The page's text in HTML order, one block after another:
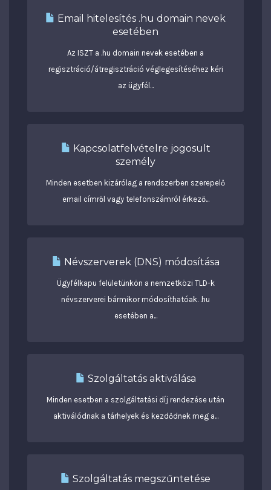
Email hitelesítés .hu domain nevek
esetében
Az ISZT a .hu domain nevek esetében a
regisztráció/átregisztráció véglegesítéséhez kéri
az ügyfél...
Kapcsolatfelvételre jogosult
személy
Minden esetben kizárólag a rendszerben szerepelő
email címről vagy telefonszámról érkező...
Névszerverek (DNS) módosítása
Ügyfélkapu felületünkön a nemzetközi TLD-k
névszerverei bármikor módosíthatóak. .hu
esetében a...
Szolgáltatás aktiválása
Minden esetben a szolgáltatási díj rendezése után
aktiválódnak a tárhelyek és kezdődnek meg a...
Szolgáltatás megszűntetése